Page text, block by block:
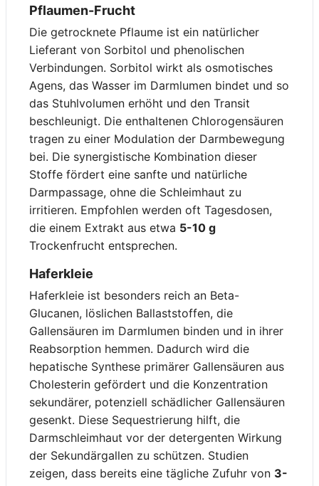
Pflaumen-Frucht
Die getrocknete Pflaume ist ein natürlicher
Lieferant von Sorbitol und phenolischen
Verbindungen. Sorbitol wirkt als osmotisches
Agens, das Wasser im Darmlumen bindet und so
das Stuhlvolumen erhöht und den Transit
beschleunigt. Die enthaltenen Chlorogensäuren
tragen zu einer Modulation der Darmbewegung
bei. Die synergistische Kombination dieser
Stoffe fördert eine sanfte und natürliche
Darmpassage, ohne die Schleimhaut zu
irritieren. Empfohlen werden oft Tagesdosen,
die einem Extrakt aus etwa 5-10 g
Trockenfrucht entsprechen.
Haferkleie
Haferkleie ist besonders reich an Beta-
Glucanen, löslichen Ballaststoffen, die
Gallensäuren im Darmlumen binden und in ihrer
Reabsorption hemmen. Dadurch wird die
hepatische Synthese primärer Gallensäuren aus
Cholesterin gefördert und die Konzentration
sekundärer, potenziell schädlicher Gallensäuren
gesenkt. Diese Sequestrierung hilft, die
Darmschleimhaut vor der detergenten Wirkung
der Sekundärgallen zu schützen. Studien
zeigen, dass bereits eine tägliche Zufuhr von 3-